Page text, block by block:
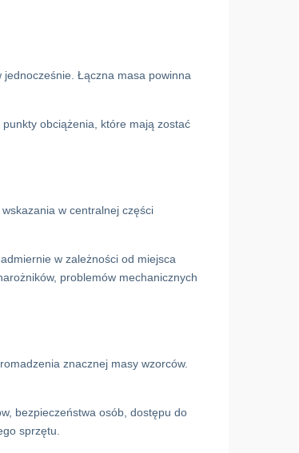
Łączna masa powinna
obciążenia, które mają zostać
w centralnej części
w zależności od miejsca
problemów mechanicznych
znacznej masy wzorców.
bezpieczeństwa osób, dostępu do
sprzętu.